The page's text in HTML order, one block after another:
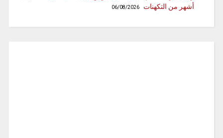
أشهر من التكهنات
06/08/2026